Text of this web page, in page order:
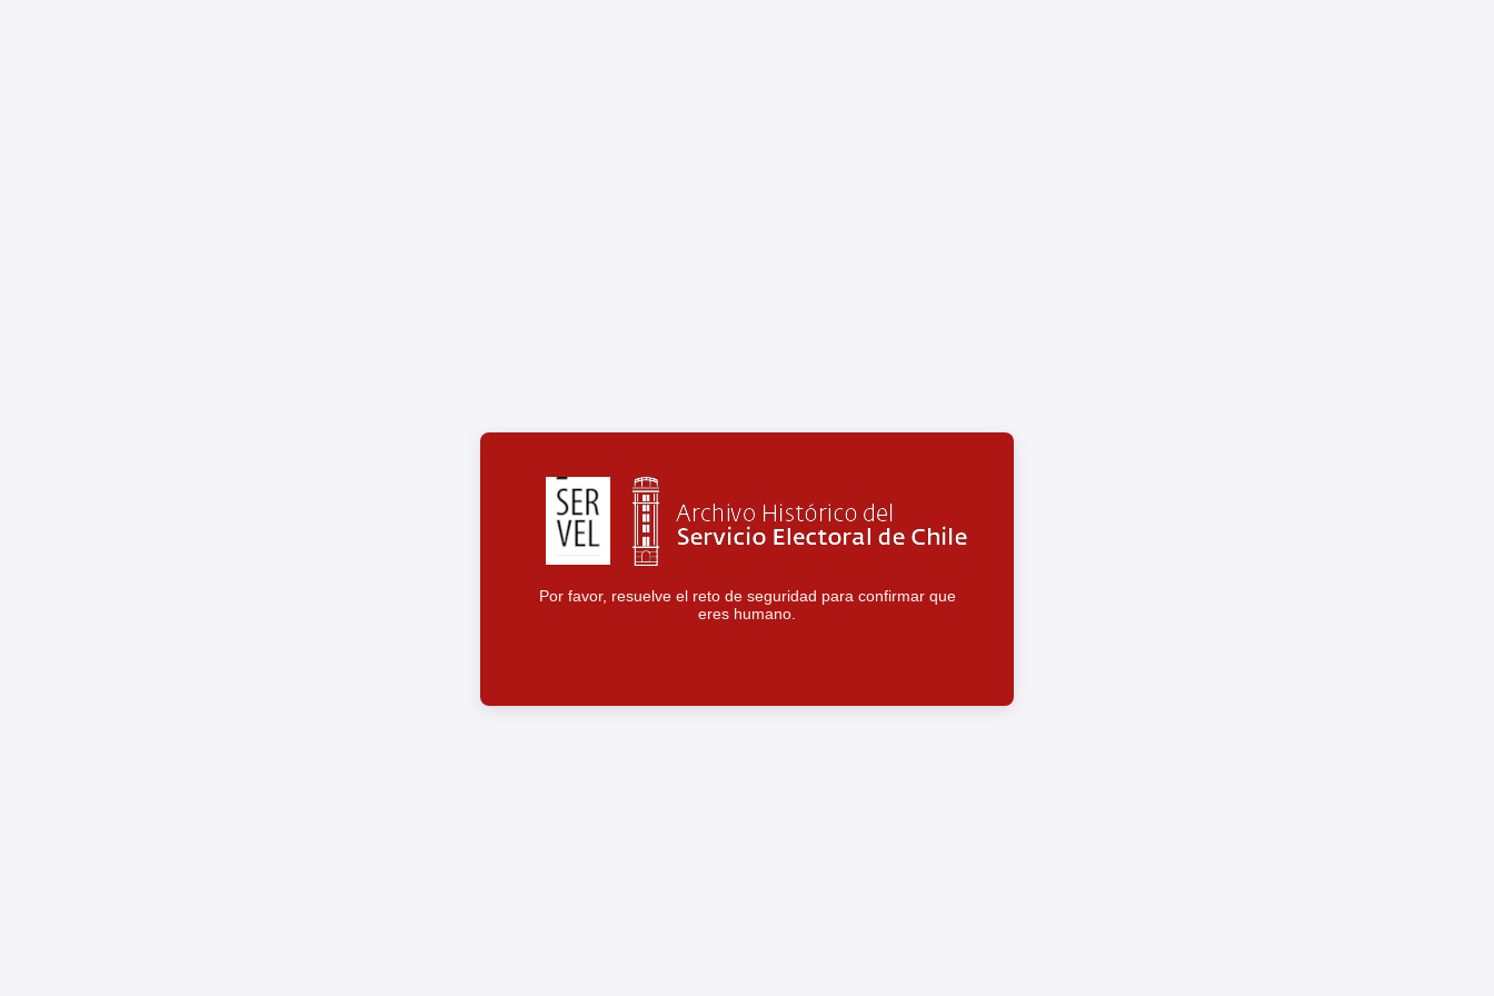
Por favor, resuelve el reto de seguridad para confirmar que
eres humano.